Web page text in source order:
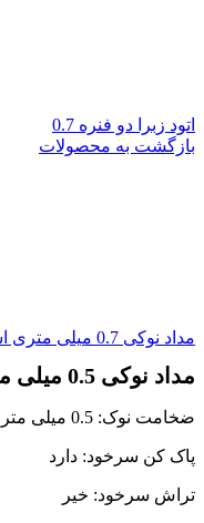
اتود زبرا دو فنره 0.7
بازگشت به محصولات
مداد نوکی 0.7 میلی متری استدلر
مداد نوکی 0.5 میلی متری استدلر
ضخامت نوک: 0.5 میلی متر
پاک کن سرخود: دارد
تراش سرخود: خیر